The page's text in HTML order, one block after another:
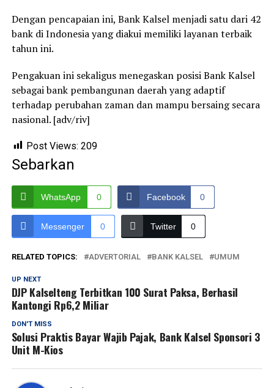
Dengan pencapaian ini, Bank Kalsel menjadi satu dari 42
bank di Indonesia yang diakui memiliki layanan terbaik
tahun ini.
Pengakuan ini sekaligus menegaskan posisi Bank Kalsel
sebagai bank pembangunan daerah yang adaptif
terhadap perubahan zaman dan mampu bersaing secara
nasional. [adv/riv]
Post Views: 209
Sebarkan
WhatsApp 0 Facebook 0
Messenger 0 Twitter 0
RELATED TOPICS: ADVERTORIAL BANK KALSEL UMUM
UP NEXT
DJP Kalselteng Terbitkan 100 Surat Paksa, Berhasil
Kantongi Rp6,2 Miliar
DON'T MISS
Solusi Praktis Bayar Wajib Pajak, Bank Kalsel Sponsori 3
Unit M-Kios